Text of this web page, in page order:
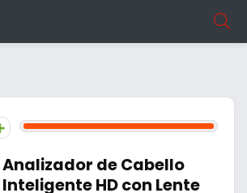
Analizador de Cabello
Inteligente HD con Lente